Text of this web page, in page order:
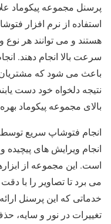
پرسنل مجموعه پیکوماد
استفاده از نرم افزار
هستند و می توانند هر نوع
سرعت بالا انجام دهند.
باعث می شود که مشتریان
نتیجه دلخواه خود دست
بالای مجموعه پیکوماد
انجام فتوشاپ سریع
انجام ویرایش های
است. این مجموعه از
می برد تا تصاویر را با
خدماتی که این پرسنل
تغییرات در نور و سایه،